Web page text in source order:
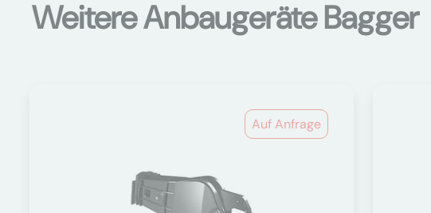
Weitere Anbaugeräte Bagger
Auf Anfrage